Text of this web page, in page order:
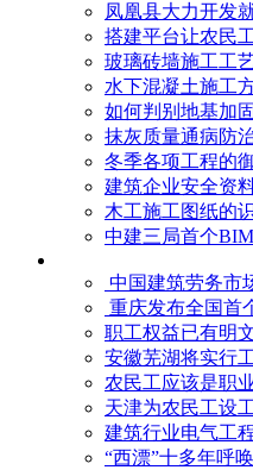
凤凰县大力开发
搭建平台让农民
玻璃砖墙施工工
水下混凝土施工
如何判别地基加
抹灰质量通病防
冬季各项工程的
建筑企业安全资
木工施工图纸的
中建三局首个
中国建筑劳务市
重庆发布全国首
职工权益已有明
安徽芜湖将实行
农民工应该是职
天津为农民工设
建筑行业电气工
“西漂”十多年呼